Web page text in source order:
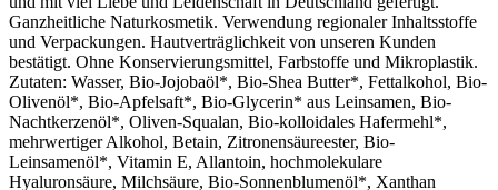
Ganzheitliche Naturkosmetik. Verwendung regionaler Inhaltsstoffe
und Verpackungen. Hautverträglichkeit von unseren Kunden
bestätigt. Ohne Konservierungsmittel, Farbstoffe und Mikroplastik.
Zutaten: Wasser, Bio-Jojobaöl*, Bio-Shea Butter*, Fettalkohol, Bio-
Olivenöl*, Bio-Apfelsaft*, Bio-Glycerin* aus Leinsamen, Bio-
Nachtkerzenöl*, Oliven-Squalan, Bio-kolloidales Hafermehl*,
mehrwertiger Alkohol, Betain, Zitronensäureester, Bio-
Leinsamenöl*, Vitamin E, Allantoin, hochmolekulare
Hyaluronsäure, Milchsäure, Bio-Sonnenblumenöl*, Xanthan